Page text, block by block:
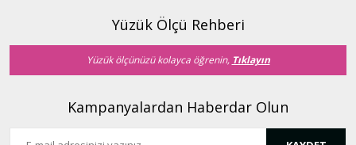
Yüzük Ölçü Rehberi
Yüzük ölçünüzü kolayca öğrenin, Tıklayın
Kampanyalardan Haberdar Olun